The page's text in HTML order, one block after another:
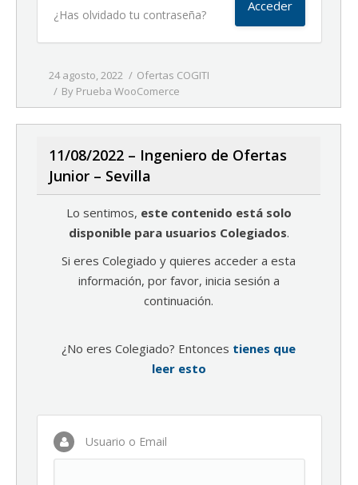
¿Has olvidado tu contraseña?
24 agosto, 2022
Ofertas COGITI
By Prueba WooComerce
11/08/2022 – Ingeniero de Ofertas
Junior – Sevilla
Lo sentimos, este contenido está solo
disponible para usuarios Colegiados.
Si eres Colegiado y quieres acceder a esta
información, por favor, inicia sesión a
continuación.
¿No eres Colegiado? Entonces tienes que
leer esto
Usuario o Email